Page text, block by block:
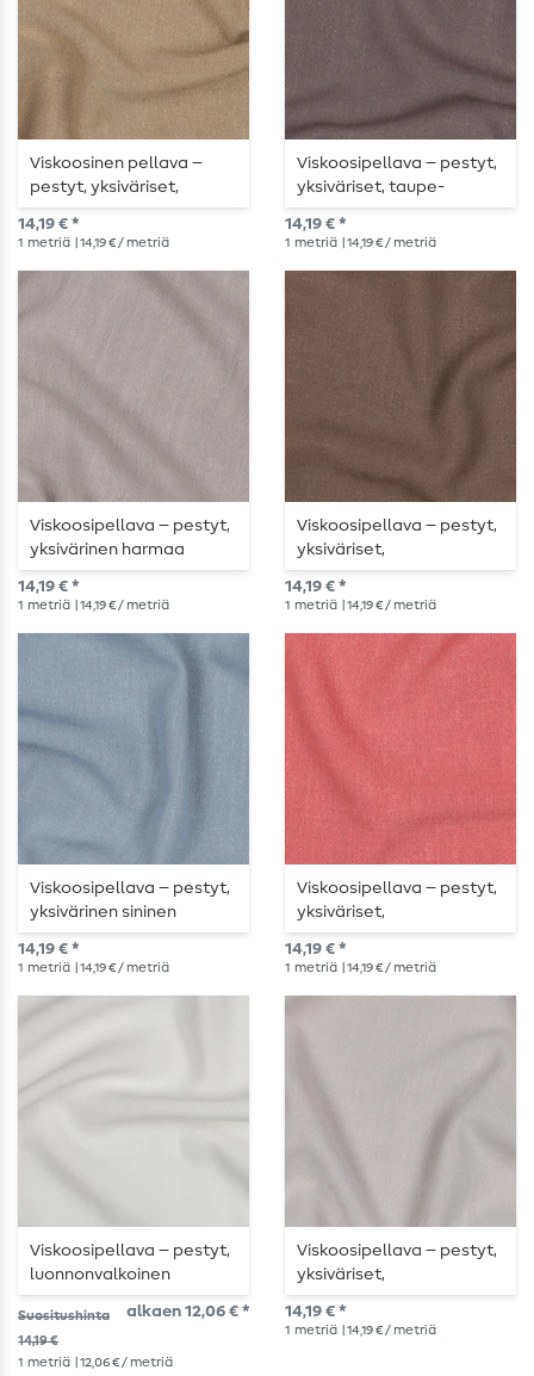
Viskoosinen pellava –
pestyt, yksiväriset,
maanväriset
14,19 € *
1 metriä | 14,19 € / metriä
Viskoosipellava – pestyt,
yksiväriset, taupe-
sävyiset
14,19 € *
1 metriä | 14,19 € / metriä
Viskoosipellava – pestyt,
yksivärinen harmaa
14,19 € *
1 metriä | 14,19 € / metriä
Viskoosipellava – pestyt,
yksiväriset,
suklaanruskeat
14,19 € *
1 metriä | 14,19 € / metriä
Viskoosipellava – pestyt,
yksivärinen sininen
14,19 € *
1 metriä | 14,19 € / metriä
Viskoosipellava – pestyt,
yksiväriset,
meloninväriset
14,19 € *
1 metriä | 14,19 € / metriä
Viskoosipellava – pestyt,
luonnonvalkoinen
Suositushinta
14,19 €
alkaen 12,06 € *
1 metriä | 12,06 € / metriä
Viskoosipellava – pestyt,
yksiväriset,
vaaleanharmaat
14,19 € *
1 metriä | 14,19 € / metriä